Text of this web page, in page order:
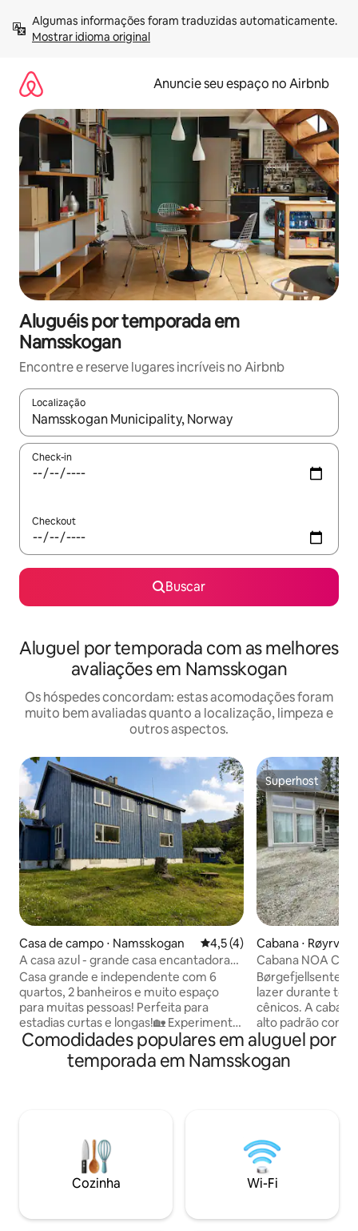
para
Mostrar idioma original
Anuncie seu espaço no Airbnb
Aluguéis por temporada em
Namsskogan
Encontre e reserve lugares incríveis no Airbnb
Localização
Quando os resultados estiverem disponíveis, explore-os
Check-in
Checkout
Buscar
Aluguel por temporada com as melhores
avaliações em Namsskogan
Os hóspedes concordam: estas acomodações foram
muito bem avaliadas quanto a localização, limpeza e
outros aspectos.
Casa de campo ⋅ Namsskogan 4,5 de uma avaliação média
4,5 (4)
A casa azul - grande casa encantadora
em Skorovatn
Casa grande e independente com 6
quartos, 2 banheiros e muito espaço
para muitas pessoas! Perfeita para
estadias curtas e longas!🏡 Experimente
tudo o que a região tem a oferecer: 🪵
Acesso a um lavvo à beira do lago 🫎
Excelentes terrenos para caminhadas e
Nordica (Parque Familiar Namsskogan)
⛷️ Centro de esqui Bjørgan 🥾
Fantásticas oportunidades de
caminhadas durante todo o ano 300
apenas alguns passos do Sjenkestova
Superhost
Superhost
Cabana ⋅ Røyrvik
Cabana NOA
lazer durante
cênicos. A
alto padrão com
equipamentos e
pessoas/ 2
há uma bela
Sentrum, a 4 km
encontrará
varejo, estação
eletricidade,
lavagem são
Comodidades populares em aluguel por
temporada em Namsskogan
Cozinha Wi-Fi